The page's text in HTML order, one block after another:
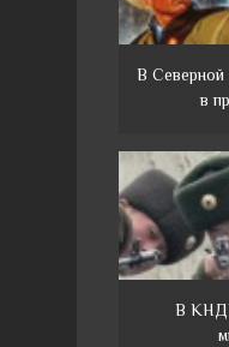
В Северной
в
В